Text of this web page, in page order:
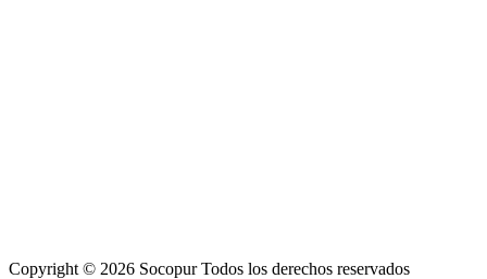
Copyright © 2026 Socopur Todos los derechos reservados